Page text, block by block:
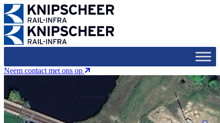
Neem contact met ons op